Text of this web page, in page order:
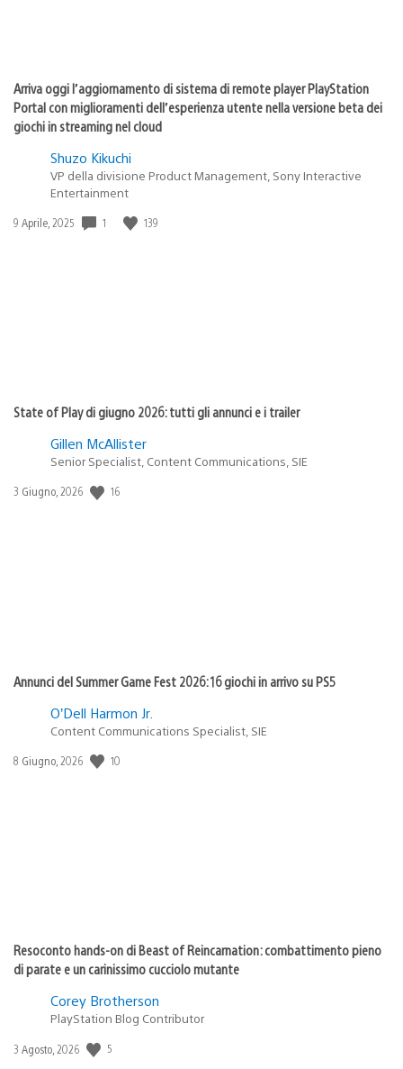
Arriva oggi l’aggiornamento di sistema di remote player PlayStation
Portal con miglioramenti dell’esperienza utente nella versione beta dei
giochi in streaming nel cloud
Shuzo Kikuchi
VP della divisione Product Management, Sony Interactive
Entertainment
Data
9 Aprile, 2025 1 139
State of Play di giugno 2026: tutti gli annunci e i trailer
Gillen McAllister
Senior Specialist, Content Communications, SIE
Data
3 Giugno, 2026 16
Annunci del Summer Game Fest 2026: 16 giochi in arrivo su PS5
O’Dell Harmon Jr.
Content Communications Specialist, SIE
Data
8 Giugno, 2026 10
Resoconto hands-on di Beast of Reincarnation: combattimento pieno
di parate e un carinissimo cucciolo mutante
Corey Brotherson
PlayStation Blog Contributor
Data
3 Agosto, 2026 5